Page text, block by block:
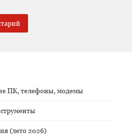
ПК, телефоны, модемы
(лето 2026)